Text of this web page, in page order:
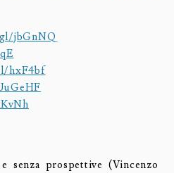
jbGnNQ
hxF4bf
senza prospettive (Vincenzo